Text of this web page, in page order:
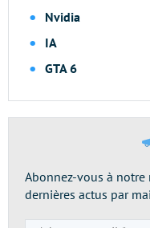
Nvidia
IA
GTA 6
Abonnez-vous à
dernières actus par